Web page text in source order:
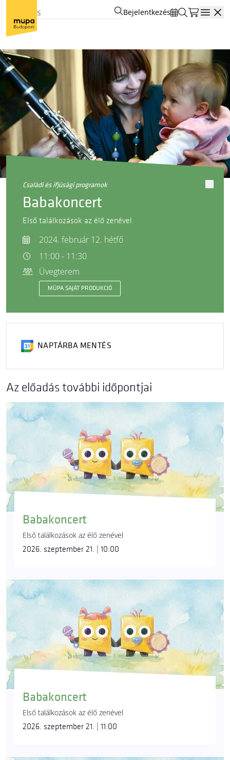
Bejelentkezés
családi és ifjúsági programok
Babakoncert
Első találkozások az élő zenével
2024. február 12. hétfő
11:00 - 11:30
Üvegterem
MÜPA SAJÁT PRODUKCIÓ
NAPTÁRBA MENTÉS
Az előadás további időpontjai
Babakoncert
Első találkozások az élő zenével
2026. szeptember 21. | 10:00
Babakoncert
Első találkozások az élő zenével
2026. szeptember 21. | 11:00